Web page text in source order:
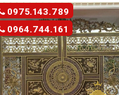
0975.143.789
0964.744.161